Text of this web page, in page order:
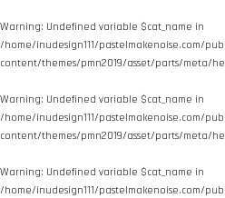
Warning: Undefined variable $cat_name in
/home/inudesign111/pastelmakenoise.com/
content/themes/pmn2019/asset/parts/meta/
Warning: Undefined variable $cat_name in
/home/inudesign111/pastelmakenoise.com/
content/themes/pmn2019/asset/parts/meta/
Warning: Undefined variable $cat_name in
/home/inudesign111/pastelmakenoise.com/